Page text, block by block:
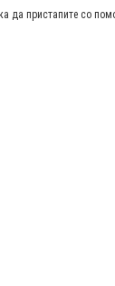
да пристапите со